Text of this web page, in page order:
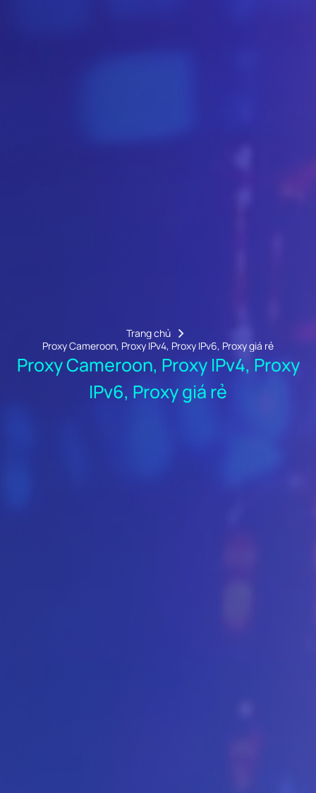
Trang chủ
Proxy Cameroon, Proxy IPv4, Proxy IPv6, Proxy giá rẻ
Proxy Cameroon, Proxy IPv4, Proxy
IPv6, Proxy giá rẻ